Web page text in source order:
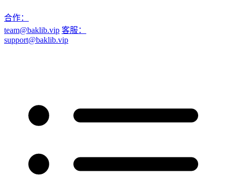
合作：
team@baklib.vip 客服：
support@baklib.vip